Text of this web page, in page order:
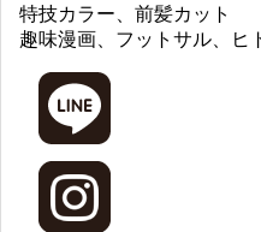
特技カラー、前髪カット
趣味漫画、フットサル、ヒ